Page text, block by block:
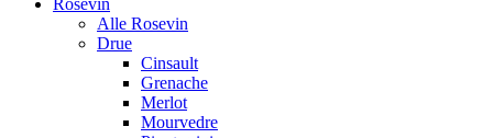
Alle Rosevin
Drue
Cinsault
Grenache
Merlot
Mourvedre